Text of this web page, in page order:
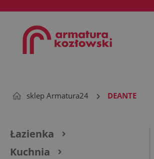
sklep Armatura24 DEANTE
Łazienka
Kuchnia